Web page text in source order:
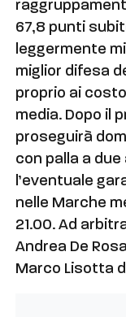
67,8 punti
leggermente
miglior difesa
proprio ai
media. Dopo il
proseguirà
con palla a due
l’eventuale
nelle Marche
21.00. Ad
Andrea De
Marco Lisotta